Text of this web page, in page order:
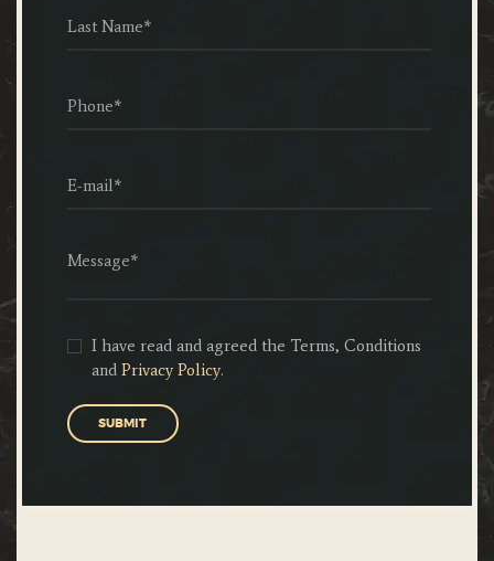
I have read and agreed the Terms, Conditions
andPrivacy Policy.